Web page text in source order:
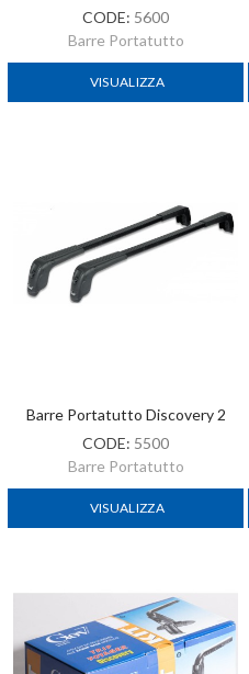
CODE: 5600
Barre Portatutto
VISUALIZZA
Barre Portatutto Discovery 2
CODE: 5500
Barre Portatutto
VISUALIZZA